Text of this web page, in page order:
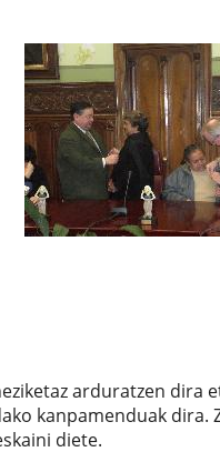
arduratzen dira
kanpamenduak
diete.